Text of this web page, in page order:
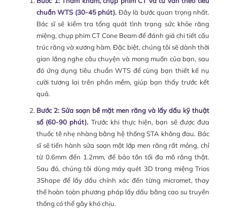
chuẩn WTS (30-45 phút). Đây là bước quan trọng nhất.
Bác sĩ sẽ kiểm tra tổng quát tình trạng sức khỏe răng
miệng, chụp phim CT Cone Beam để đánh giá chi tiết cấu
trúc răng và xương hàm. Đặc biệt, chúng tôi sẽ dành thời
gian lắng nghe câu chuyện và mong muốn của bạn, sau
đó ứng dụng tiêu chuẩn WTS để cùng bạn thiết kế nụ
cười tương lai trên phần mềm, giúp bạn thấy trước kết
quả.
Bước 2: Sửa soạn bề mặt men răng và lấy dấu kỹ thuật
số (60-90 phút). Trước khi thực hiện, bạn sẽ được đưa
thuốc tê nhẹ nhàng bằng hệ thống STA không đau. Bác
sĩ sẽ tiến hành sửa soạn một lớp men răng rất mỏng, chỉ
từ 0.6mm đến 1.2mm, để bảo tồn tối đa mô răng thật.
Sau đó, chúng tôi dùng máy quét 3D trong miệng Trios
3Shape để lấy dấu chính xác đến từng micromet, thay
thế hoàn toàn phương pháp lấy dấu bằng cao su truyền
thống có thể gây khó chịu.